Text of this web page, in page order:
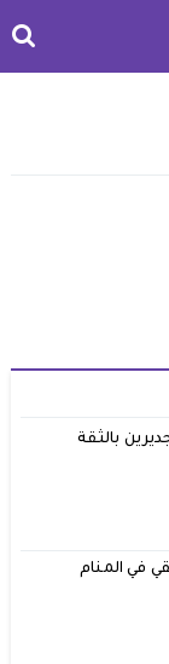
بالثقة
في المنام